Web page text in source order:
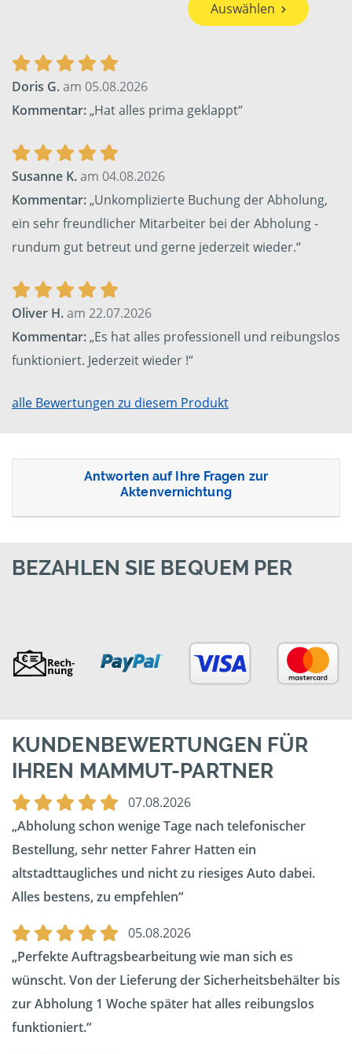
Auswählen
Doris G.am 05.08.2026
Kommentar:„Hat alles prima geklappt“
Susanne K.am 04.08.2026
Kommentar:„Unkomplizierte Buchung der Abholung,
ein sehr freundlicher Mitarbeiter bei der Abholung -
rundum gut betreut und gerne jederzeit wieder.“
Oliver H.am 22.07.2026
Kommentar:„Es hat alles professionell und reibungslos
funktioniert. Jederzeit wieder !“
alle Bewertungen zu diesem Produkt
Antworten auf Ihre Fragen zur
Aktenvernichtung
BEZAHLEN SIE BEQUEM PER
KUNDENBEWERTUNGEN FÜR
IHREN MAMMUT-PARTNER
07.08.2026
Abholung schon wenige Tage nach telefonischer
Bestellung, sehr netter Fahrer Hatten ein
altstadttaugliches und nicht zu riesiges Auto dabei.
Alles bestens, zu empfehlen
05.08.2026
Perfekte Auftragsbearbeitung wie man sich es
wünscht. Von der Lieferung der Sicherheitsbehälter bis
zur Abholung 1 Woche später hat alles reibungslos
funktioniert.